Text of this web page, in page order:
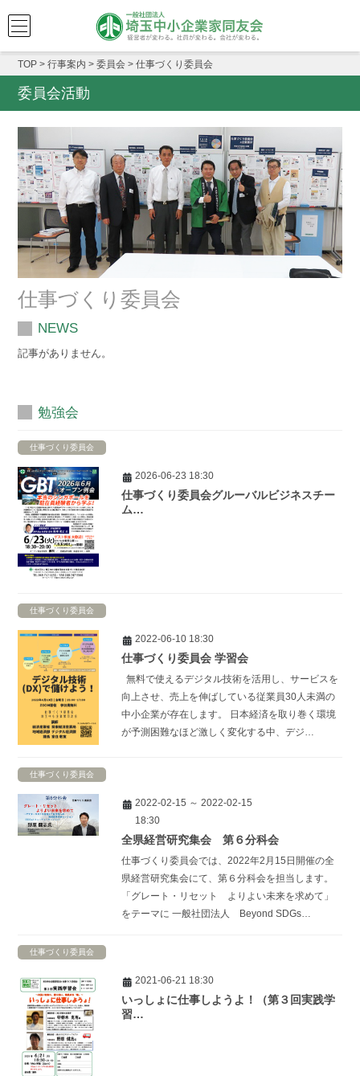
TOP >行事案内 >委員会 >仕事づくり委員会
委員会活動
仕事づくり委員会
NEWS
記事がありません。
勉強会
仕事づくり委員会
2026-06-23 18:30
仕事づくり委員会グルーバルビジネスチー
ム…
仕事づくり委員会
2022-06-10 18:30
仕事づくり委員会 学習会
無料で使えるデジタル技術を活用し、サービスを
向上させ、売上を伸ばしている従業員30人未満の
中小企業が存在します。 日本経済を取り巻く環境
が予測困難なほど激しく変化する中、デジ…
仕事づくり委員会
2022-02-15 ～ 2022-02-15
18:30
全県経営研究集会 第６分科会
仕事づくり委員会では、2022年2月15日開催の全
県経営研究集会にて、第６分科会を担当します。
「グレート・リセット よりよい未来を求めて」
をテーマに 一般社団法人 Beyond SDGs…
仕事づくり委員会
2021-06-21 18:30
いっしょに仕事しようよ！（第３回実践学
習…